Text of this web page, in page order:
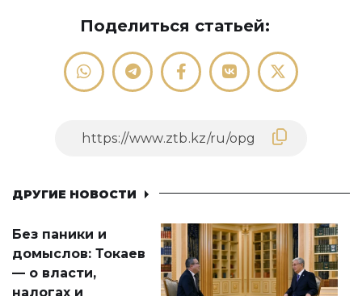
Поделиться статьей:
ДРУГИЕ НОВОСТИ
Без паники и
домыслов: Токаев
— о власти,
налогах и